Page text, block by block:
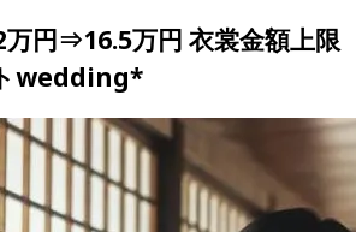
万円⇒16.5万円 衣裳金額上限
wedding*